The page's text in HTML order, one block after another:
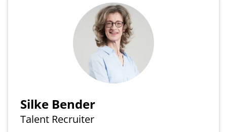
Silke Bender
Talent Recruiter